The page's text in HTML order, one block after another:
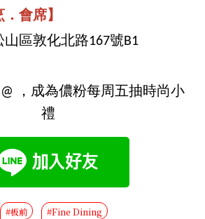
會席】
區敦化北路167號B1
，成為儂粉每周五抽時尚小
禮
#板前 #Fine Dining